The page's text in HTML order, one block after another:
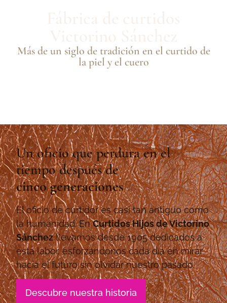
Más de un siglo de tradición en el curtido de
la piel y el cuero
Un oficio que perdura en el
tiempo después de
cinco generaciones
El oficio de curtidor es casi tan antiguo como
la humanidad. EnCurtidos Hijos de Victorino
Sánchezllevamos desde 1905 dedicados a
esta labor, esforzándonos cada día en mirar
hacia el futuro sin olvidar nuestro pasado.
Descubre nuestra historia